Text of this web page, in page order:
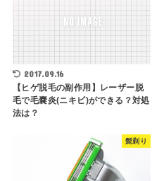
2017.09.16
【ヒゲ脱毛の副作用】レーザー脱
毛で毛嚢炎(ニキビ)ができる？対処
法は？
髭剃り